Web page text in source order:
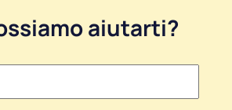
aiutarti?